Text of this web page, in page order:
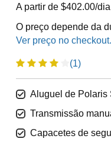
A partir de $402.00/
O preço depende da
(1)
Aluguel de Polaris
Transmissão
Capacetes de